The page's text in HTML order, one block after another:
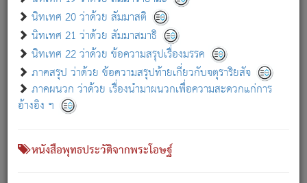
นิทเทศ 20 ว่าด้วย สัมมาสติ
นิทเทศ 21 ว่าด้วย สัมมาสมาธิ
นิทเทศ 22 ว่าด้วย ข้อความสรุปเรื่องมรรค
ภาคสรุป ว่าด้วย ข้อความสรุปท้ายเกี่ยวกับจตุราริยสัจ
ภาคผนวก ว่าด้วย เรื่องนำมาผนวกเพื่อความสะดวกแก่การ
อ้างอิง ฯ
หนังสือพุทธประวัติจากพระโอษฐ์